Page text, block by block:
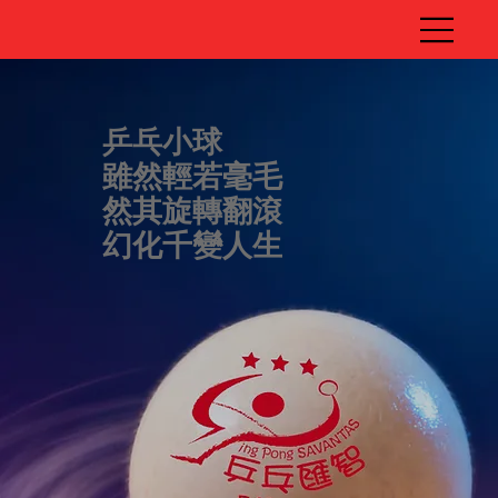
乒乓小球
雖然輕若毫毛
然其旋轉翻滾
幻化千變人生